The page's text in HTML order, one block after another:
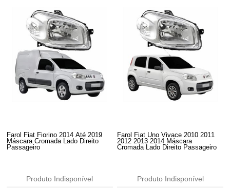
Farol Fiat Fiorino 2014 Até 2019
Máscara Cromada Lado Direito
Passageiro
Produto Indisponível
Farol Fiat Uno Vivace 2010 2011
2012 2013 2014 Máscara
Cromada Lado Direito Passageiro
Produto Indisponível